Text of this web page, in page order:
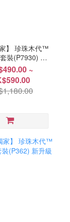
家】 珍珠木代™
裝(P7930) 新
升級
~